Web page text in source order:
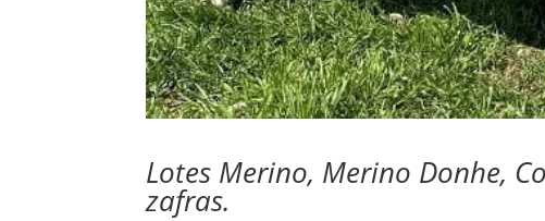
Lotes Merino, Merino Donhe,
zafras.